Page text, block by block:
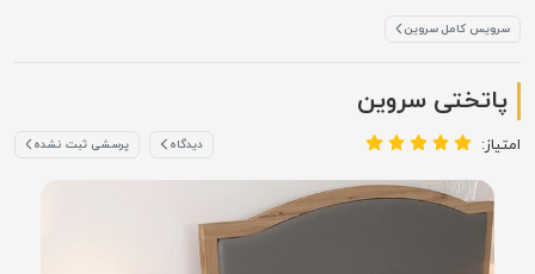
سرویس کامل سروین
پاتختی سروین
امتیاز: دیدگاه پرسشی ثبت نشده